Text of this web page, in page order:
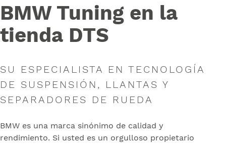
BMW Tuning en la
tienda DTS
SU ESPECIALISTA EN TECNOLOGÍA
DE SUSPENSIÓN, LLANTAS Y
SEPARADORES DE RUEDA
BMW es una marca sinónimo de calidad y
rendimiento. Si usted es un orgulloso propietario